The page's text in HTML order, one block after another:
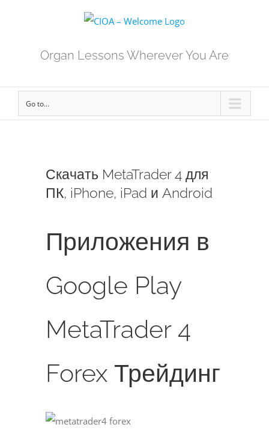
Organ Lessons Wherever You Are
Go to...
Скачать MetaTrader 4 для
ПК, iPhone, iPad и Android
Приложения в
Google Play
MetaTrader 4
Forex Трейдинг